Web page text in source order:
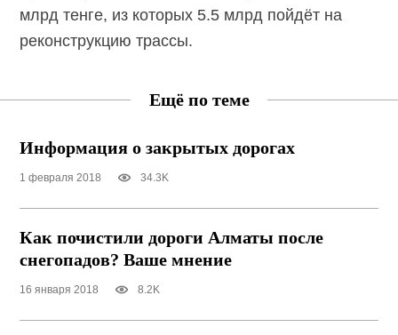
млрд тенге, из которых 5.5 млрд пойдёт на
реконструкцию трассы.
Ещё по теме
Информация о закрытых дорогах
1 февраля 2018 34.3K
Как почистили дороги Алматы после
снегопадов? Ваше мнение
16 января 2018 8.2K